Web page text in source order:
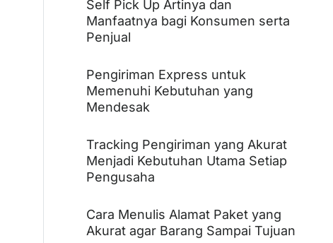
Self Pick Up Artinya dan
Manfaatnya bagi Konsumen serta
Penjual
Pengiriman Express untuk
Memenuhi Kebutuhan yang
Mendesak
Tracking Pengiriman yang Akurat
Menjadi Kebutuhan Utama Setiap
Pengusaha
Cara Menulis Alamat Paket yang
Akurat agar Barang Sampai Tujuan